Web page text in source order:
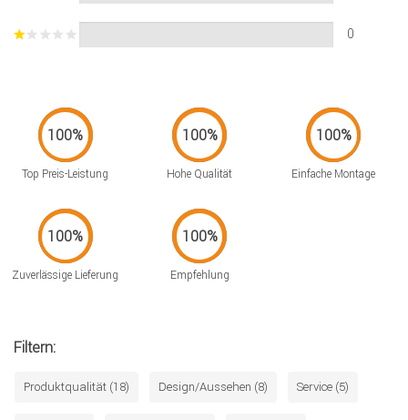
0
Top Preis-Leistung Hohe Qualität Einfache Montage
Zuverlässige Lieferung Empfehlung
Filtern:
Produktqualität (18) Design/Aussehen (8) Service (5)